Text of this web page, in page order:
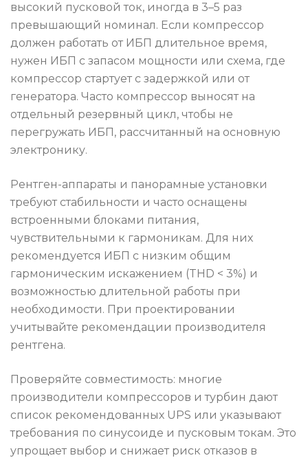
высокий пусковой ток, иногда в 3–5 раз
превышающий номинал. Если компрессор
должен работать от ИБП длительное время,
нужен ИБП с запасом мощности или схема, где
компрессор стартует с задержкой или от
генератора. Часто компрессор выносят на
отдельный резервный цикл, чтобы не
перегружать ИБП, рассчитанный на основную
электронику.
Рентген-аппараты и панорамные установки
требуют стабильности и часто оснащены
встроенными блоками питания,
чувствительными к гармоникам. Для них
рекомендуется ИБП с низким общим
гармоническим искажением (THD < 3%) и
возможностью длительной работы при
необходимости. При проектировании
учитывайте рекомендации производителя
рентгена.
Проверяйте совместимость: многие
производители компрессоров и турбин дают
список рекомендованных UPS или указывают
требования по синусоиде и пусковым токам. Это
упрощает выбор и снижает риск отказов в